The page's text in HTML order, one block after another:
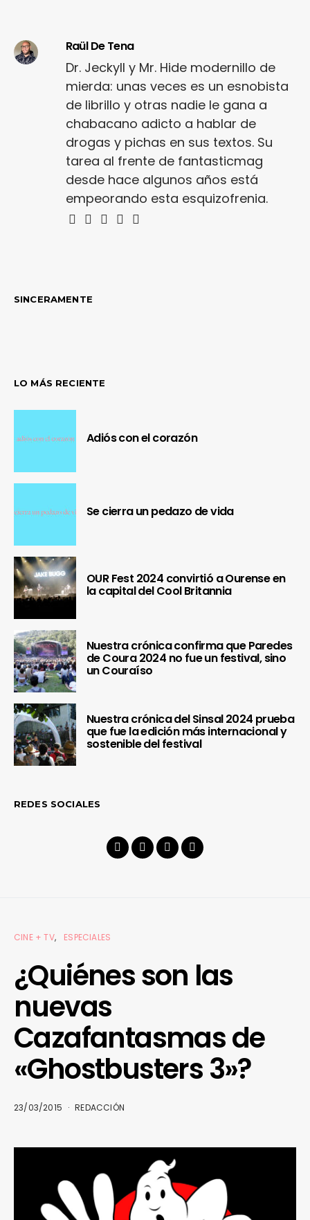
Raül De Tena
Dr. Jeckyll y Mr. Hide modernillo de
mierda: unas veces es un esnobista
de librillo y otras nadie le gana a
chabacano adicto a hablar de
drogas y pichas en sus textos. Su
tarea al frente de fantasticmag
desde hace algunos años está
empeorando esta esquizofrenia.
SINCERAMENTE
LO MÁS RECIENTE
Adiós con el corazón
Se cierra un pedazo de vida
OUR Fest 2024 convirtió a Ourense en
la capital del Cool Britannia
Nuestra crónica confirma que Paredes
de Coura 2024 no fue un festival, sino
un Couraíso
Nuestra crónica del Sinsal 2024 prueba
que fue la edición más internacional y
sostenible del festival
REDES SOCIALES
CINE + TV ESPECIALES
¿Quiénes son las
nuevas
Cazafantasmas de
«Ghostbusters 3»?
23/03/2015 REDACCIÓN